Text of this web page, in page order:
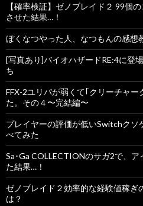
【確率検証】ゼノブレイド２ 99個
させた結果…！
ぼくなつやった人、なつもんの感想
[写真あり]バイオハザードRE:4に登
ち
FFX-2ユリパが弱くて｢クリーチャー
た。その４〜完結編〜
プレイヤーの評価が低いSwitchクソ
べてみた
Sa･Ga COLLECTIONのサガ2で、
た結果…！
ゼノブレイド２効率的な経験値稼ぎ
は？